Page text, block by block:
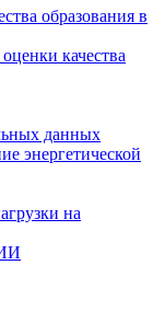
образования в
качества
данных
энергетической
на